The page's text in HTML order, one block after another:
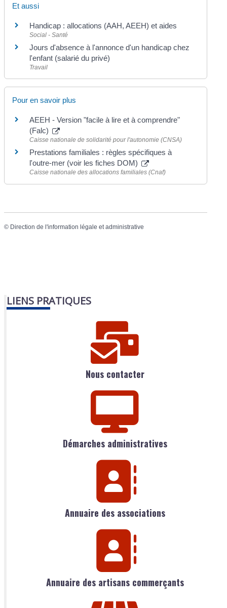
Et aussi
Handicap : allocations (AAH, AEEH) et aides
Social - Santé
Jours d'absence à l'annonce d'un handicap chez
l'enfant (salarié du privé)
Travail
Pour en savoir plus
AEEH - Version "facile à lire et à comprendre"
(Falc)
Caisse nationale de solidarité pour l'autonomie (CNSA)
Prestations familiales : règles spécifiques à
l'outre-mer (voir les fiches DOM)
Caisse nationale des allocations familiales (Cnaf)
© Direction de l'information légale et administrative
LIENS PRATIQUES
Nous contacter
Démarches administratives
Annuaire des associations
Annuaire des artisans commerçants